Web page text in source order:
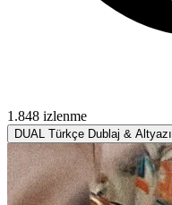
1.848 izlenme
DUAL Türkçe Dublaj & Altyazı